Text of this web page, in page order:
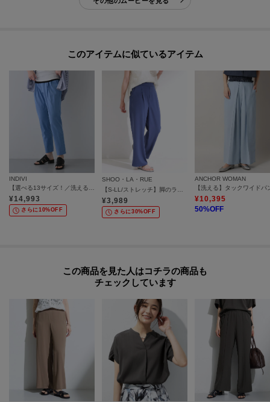
このアイテムに似ているアイテム
INDIVI
【選べる13サイズ！／洗える】ウエストゴムタックテーパード褒められパンツ
¥14,993
さらに10%OFF
SHOO・LA・RUE
【S-LL/ストレッチ】脚のラインを拾いにくい スマートワイドパンツ
¥3,989
さらに30%OFF
ANCHOR WOMAN
¥10,395
50%OFF
この商品を見た人はコチラの商品も
チェックしています